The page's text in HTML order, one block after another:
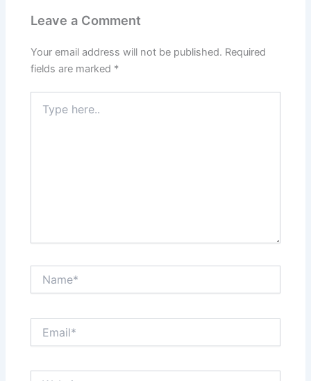
Leave a Comment
Your email address will not be published. Required
fields are marked *
here..